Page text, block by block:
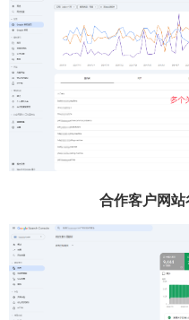
合作客户网